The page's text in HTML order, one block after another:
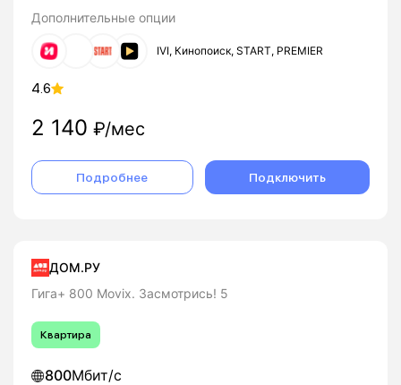
Дополнительные опции
IVI, Кинопоиск, START, PREMIER
4.6
2 140 ₽/мес
Подробнее Подключить
ДОМ.РУ
Гига+ 800 Movix. Засмотрись! 5
Квартира
800Мбит/с